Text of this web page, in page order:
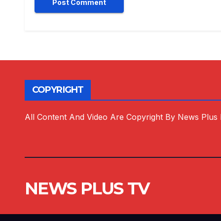
COPYRIGHT
All Content And Video Are Copyright By News Plus
NEWS PLUS TV